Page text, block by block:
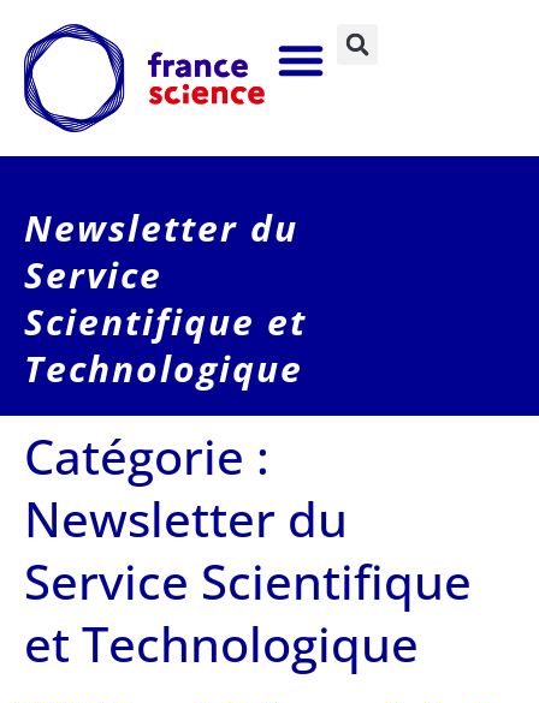
Newsletter du
Service
Scientifique et
Technologique
Catégorie :
Newsletter du
Service Scientifique
et Technologique